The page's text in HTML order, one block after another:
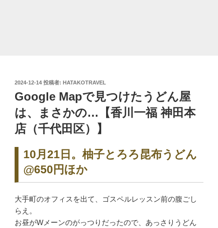
投
日:
2024-12-14 投稿者: HATAKOTRAVEL
Google Mapで見つけたうどん屋
は、まさかの…【香川一福 神田本
店（千代田区）】
10月21日。柚子とろろ昆布うどん
@650円ほか
大手町のオフィスを出て、ゴスペルレッスン前の腹ごし
らえ。
お昼がWメーンのがっつりだったので、あっさりうどん